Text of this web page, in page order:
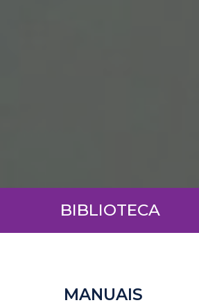
BIBLIOTECA
MANUAIS